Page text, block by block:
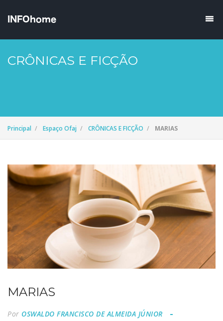
CRÔNICAS E FICÇÃO
Principal Espaço Ofaj CRÔNICAS E FICÇÃO MARIAS
MARIAS
Por OSWALDO FRANCISCO DE ALMEIDA JÚNIOR